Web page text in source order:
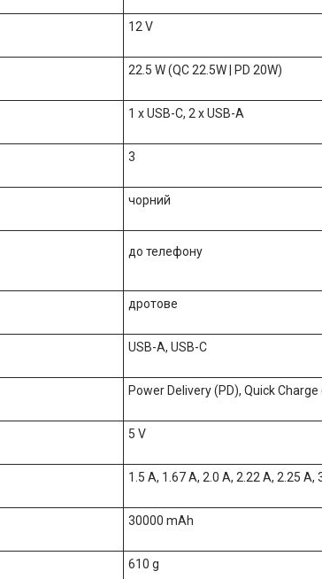
12 V
22.5 W (QC 22.5W | PD 20W)
1 x USB-C, 2 x USB-A
3
чорний
до телефону
дротове
USB-A, USB-C
Power Delivery (PD), Quick Charge
5 V
1.5 A, 1.67 A, 2.0 A, 2.22 A, 2.25 A,
30000 mAh
610 g